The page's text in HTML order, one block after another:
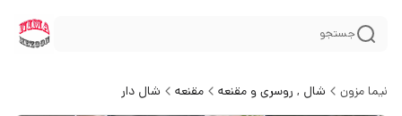
جستجو
نیما مزون شال , روسری و مقنعه مقنعه شال دار